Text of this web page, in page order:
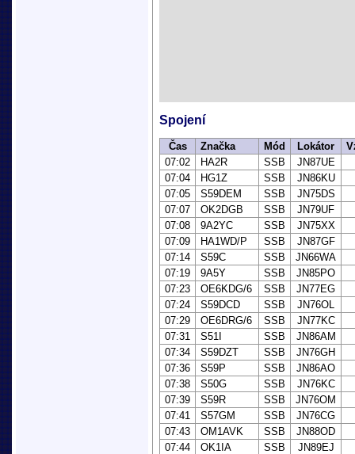
Spojení
Čas Značka Mód Lokátor
07:02
HA2R SSB
JN87UE
07:04
HG1Z SSB
JN86KU
07:05
S59DEM SSB
JN75DS
07:07
OK2DGB SSB
JN79UF
07:08
9A2YC SSB
JN75XX
07:09
HA1WD/P SSB
JN87GF
07:14
S59C SSB
JN66WA
07:19
9A5Y SSB
JN85PO
07:23
OE6KDG/6 SSB
JN77EG
07:24
S59DCD SSB
JN76OL
07:29
OE6DRG/6 SSB
JN77KC
07:31
S51I SSB
JN86AM
07:34
S59DZT SSB
JN76GH
07:36
S59P SSB
JN86AO
07:38
S50G SSB
JN76KC
07:39
S59R SSB
JN76OM
07:41
S57GM SSB
JN76CG
07:43
OM1AVK SSB
JN88OD
07:44
OK1IA SSB
JN89EJ